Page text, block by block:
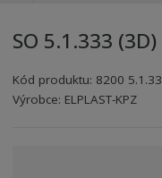
d
í
s
SO 5.1.333 (3D)
Kód produktu: 8200
Kód výrobce:
Kód dodavatele:
Výrobce: ELPLAST-KPZ